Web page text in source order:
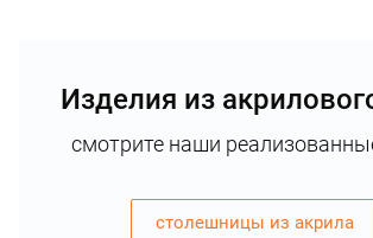
Изделия из
смотрите наши
столешницы из акрила